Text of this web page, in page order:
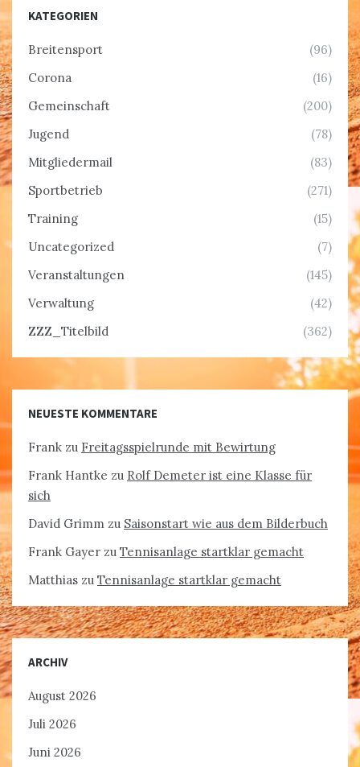
KATEGORIEN
Breitensport
(96)
Corona
(16)
Gemeinschaft
(200)
Jugend
(78)
Mitgliedermail
(83)
Sportbetrieb
(271)
Training
(15)
Uncategorized
(7)
Veranstaltungen
(145)
Verwaltung
(42)
ZZZ_Titelbild
(362)
NEUESTE KOMMENTARE
Frank zu Freitagsspielrunde mit Bewirtung
Frank Hantke zu Rolf Demeter ist eine Klasse für
sich
David Grimm zu Saisonstart wie aus dem Bilderbuch
Frank Gayer zu Tennisanlage startklar gemacht
Matthias zu Tennisanlage startklar gemacht
ARCHIV
August 2026
Juli 2026
Juni 2026